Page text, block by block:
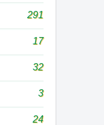
291
17
32
3
24